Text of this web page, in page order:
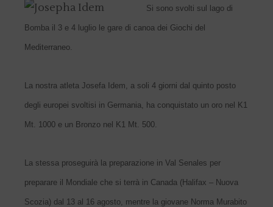
Si sono svolti sul lago di
Bomba il 3 e 4 luglio le gare di canoa dei Giochi del
Mediterraneo.
La nostra atleta Josefa Idem, a soli 4 giorni dal quinto posto
degli europei svoltisi in Germania, ha conquistato un oro nel K1
Mt. 1000 e un Bronzo nel K1 Mt. 500.
La stessa proseguirà la preparazione in Val Senales per
preparare il Mondiale che si terrà in Canada (Halifax – Nuova
Scozia) dal 13 al 16 agosto, mentre la giovane Norma Murabito